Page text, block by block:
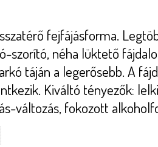
fejfájásforma.
szorító, néha lüktető
táján a legerősebb. A
Kiváltó tényezők:
változás, fokozott